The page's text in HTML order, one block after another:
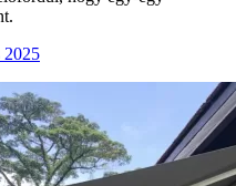
2025